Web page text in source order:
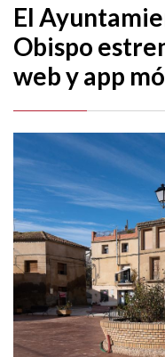
El
Obispo
web y app